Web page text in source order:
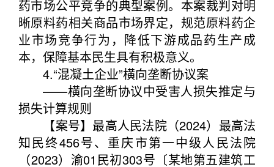
药市场公平竞争的典型案例。本案裁判对明
晰原料药相关商品市场界定，规范原料药企
业市场竞争行为，降低下游成品药生产成
本，保障基本民生具有积极意义。
4.“混凝土企业”横向垄断协议案
——横向垄断协议中受害人损失推定与
损失计算规则
【案号】最高人民法院（2024）最高法
知民终456号、重庆市第一中级人民法院
（2023）渝01民初303号〔某地第五建筑工